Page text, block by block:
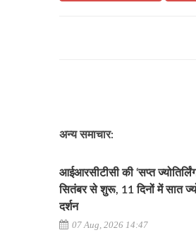
अन्य समाचार:
आईआरसीटीसी की ‘सप्त
सितंबर से शुरू, 11 दिनों में सात
दर्शन
07 Aug, 2026 14:47